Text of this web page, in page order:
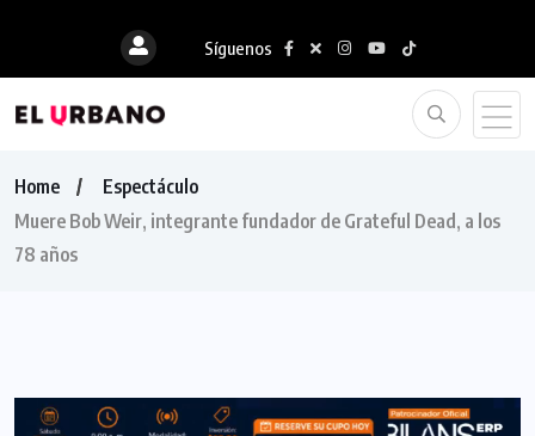
Síguenos
Home
Espectáculo
Muere Bob Weir, integrante fundador de Grateful Dead, a los
78 años